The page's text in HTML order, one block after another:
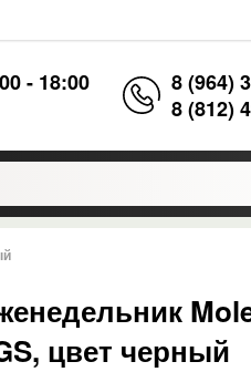
- 18:00
8 (964)
8 (812)
цвет черный